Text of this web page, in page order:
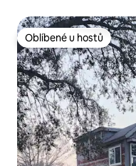
Oblíbené u hostů
Oblíbené u hostů